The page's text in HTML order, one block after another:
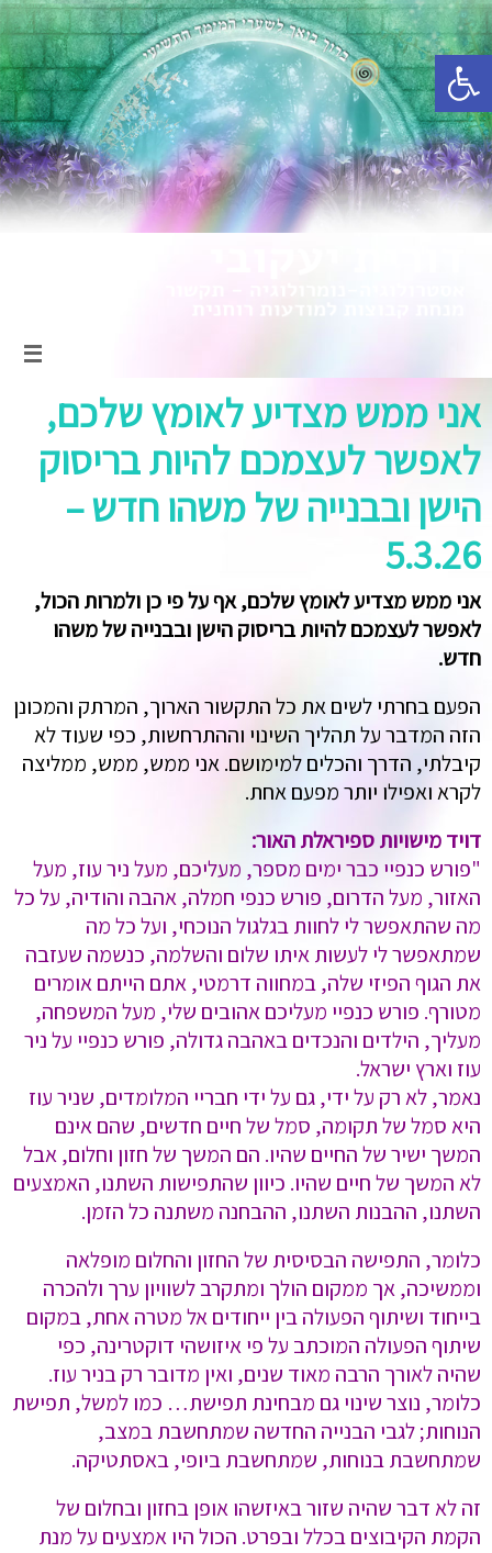
פתח סרגל נגישות
אני ממש מצדיע לאומץ שלכם,
לאפשר לעצמכם להיות בריסוק
הישן ובבנייה של משהו חדש –
5.3.26
אני ממש מצדיע לאומץ שלכם, אף על פי כן ולמרות הכול,
לאפשר לעצמכם להיות בריסוק הישן ובבנייה של משהו
חדש.
הפעם בחרתי לשים את כל התקשור הארוך, המרתק והמכונן
הזה המדבר על תהליך השינוי וההתרחשות, כפי שעוד לא
קיבלתי, הדרך והכלים למימושם. אני ממש, ממש, ממליצה
לקרא ואפילו יותר מפעם אחת.
דויד מישויות ספיראלת האור:
"פורש כנפיי כבר ימים מספר, מעליכם, מעל ניר עוז, מעל
האזור, מעל הדרום, פורש כנפי חמלה, אהבה והודיה, על כל
מה שהתאפשר לי לחוות בגלגול הנוכחי, ועל כל מה
שמתאפשר לי לעשות איתו שלום והשלמה, כנשמה שעזבה
את הגוף הפיזי שלה, במחווה דרמטי, אתם הייתם אומרים
מטורף. פורש כנפיי מעליכם אהובים שלי, מעל המשפחה,
מעליך, הילדים והנכדים באהבה גדולה, פורש כנפיי על ניר
עוז וארץ ישראל.
נאמר, לא רק על ידי, גם על ידי חבריי המלומדים, שניר עוז
היא סמל של תקומה, סמל של חיים חדשים, שהם אינם
המשך ישיר של החיים שהיו. הם המשך של חזון וחלום, אבל
לא המשך של חיים שהיו. כיוון שהתפישות השתנו, האמצעים
השתנו, ההבנות השתנו, ההבחנה משתנה כל הזמן.
כלומר, התפישה הבסיסית של החזון והחלום מופלאה
וממשיכה, אך ממקום הולך ומתקרב לשוויון ערך ולהכרה
בייחוד ושיתוף הפעולה בין ייחודים אל מטרה אחת, במקום
שיתוף הפעולה המוכתב על פי איזושהי דוקטרינה, כפי
שהיה לאורך הרבה מאוד שנים, ואין מדובר רק בניר עוז.
כלומר, נוצר שינוי גם מבחינת תפישת… כמו למשל, תפישת
הנוחות; לגבי הבנייה החדשה שמתחשבת במצב,
שמתחשבת בנוחות, שמתחשבת ביופי, באסתטיקה.
זה לא דבר שהיה שזור באיזשהו אופן בחזון ובחלום של
הקמת הקיבוצים בכלל ובפרט. הכול היו אמצעים על מנת